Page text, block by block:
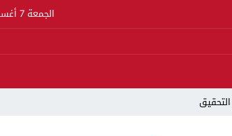
الجمعة 7 أغسطس 2026 - 21:25 مساءً